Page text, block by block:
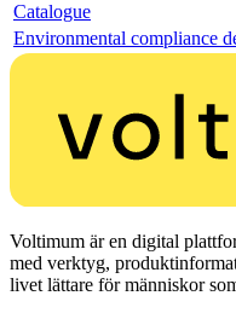
Catalogue
Environmental compliance
Voltimum är en digital
med verktyg,
livet lättare för människor